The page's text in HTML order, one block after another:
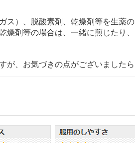
ス）、脱酸素剤、乾燥剤等を生薬の
燥剤等の場合は、一緒に煎じたり、
が、お気づきの点がございましたら